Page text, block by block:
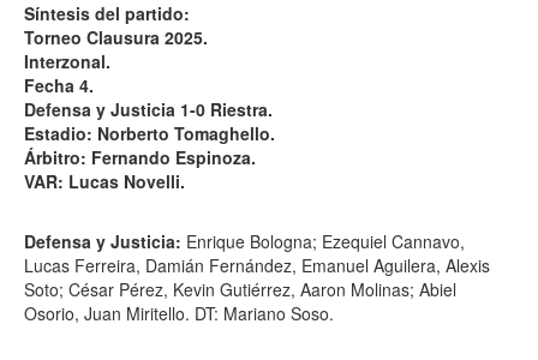
Síntesis del partido:
Torneo Clausura 2025.
Interzonal.
Fecha 4.
Defensa y Justicia 1-0 Riestra.
Estadio: Norberto Tomaghello.
Árbitro: Fernando Espinoza.
VAR: Lucas Novelli.
Defensa y Justicia: Enrique Bologna; Ezequiel Cannavo,
Lucas Ferreira, Damián Fernández, Emanuel Aguilera, Alexis
Soto; César Pérez, Kevin Gutiérrez, Aaron Molinas; Abiel
Osorio, Juan Miritello. DT: Mariano Soso.